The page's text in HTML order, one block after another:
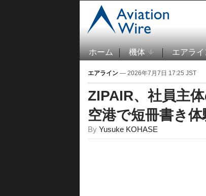
ホーム 機体 エアライ
エアライン — 2026年7月7日 17:25 JST
ZIPAIR、社員主
空港で短冊書き体
By Yusuke KOHASE